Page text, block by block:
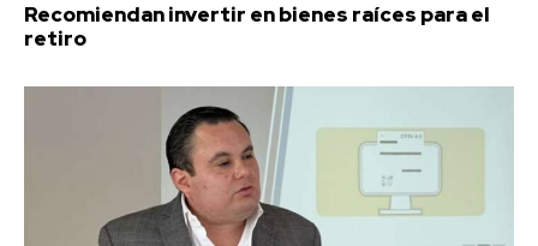
Recomiendan invertir en bienes raíces para el
retiro